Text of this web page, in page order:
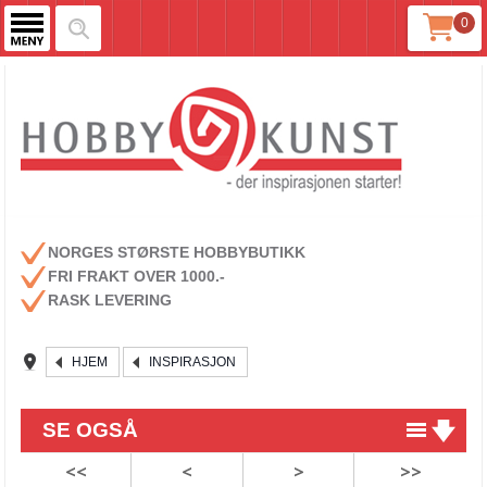
0
NORGES STØRSTE HOBBYBUTIKK
FRI FRAKT OVER 1000.-
RASK LEVERING
HJEM INSPIRASJON
SE OGSÅ
Lag dekorative juletrær i Raysin med rub-on
<< < > >>